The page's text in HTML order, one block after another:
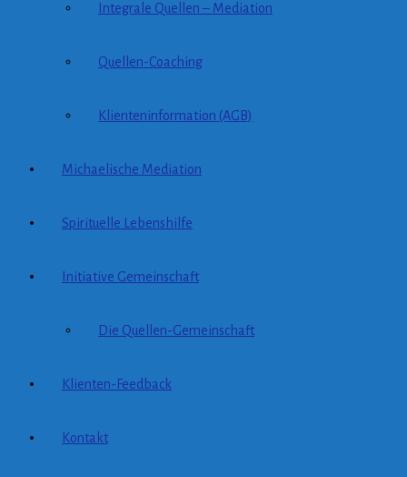
Integrale Quellen – Mediation
Quellen-Coaching
Klienteninformation (AGB)
Michaelische Mediation
Spirituelle Lebenshilfe
Initiative Gemeinschaft
Die Quellen-Gemeinschaft
Klienten-Feedback
Kontakt